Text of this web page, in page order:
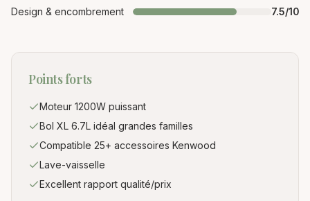
Design & encombrement 7.5/10
Points forts
Moteur 1200W puissant
Bol XL 6.7L idéal grandes familles
Compatible 25+ accessoires Kenwood
Lave-vaisselle
Excellent rapport qualité/prix